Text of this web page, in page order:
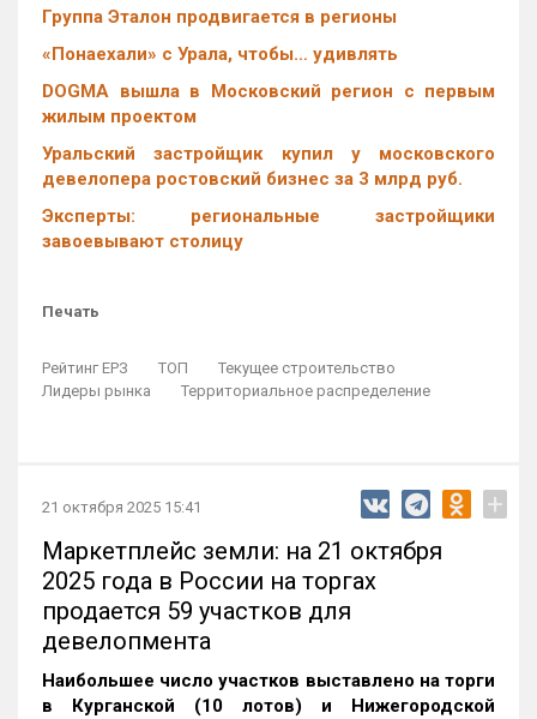
Группа Эталон продвигается в регионы
«Понаехали» с Урала, чтобы… удивлять
DOGMA вышла в Московский регион с первым
жилым проектом
Уральский застройщик купил у московского
девелопера ростовский бизнес за 3 млрд руб.
Эксперты: региональные застройщики
завоевывают столицу
Печать
Рейтинг ЕРЗ ТОП
Текущее строительство
Лидеры рынка
Территориальное распределение
21 октября 2025 15:41 +
Маркетплейс земли: на 21 октября
2025 года в России на торгах
продается 59 участков для
девелопмента
Наибольшее число участков выставлено на торги
в Курганской (10 лотов) и Нижегородской